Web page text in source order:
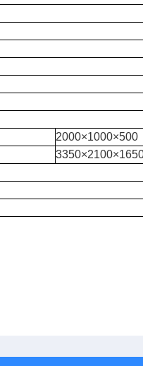
2000×1000×500